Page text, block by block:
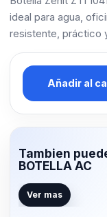
ideal para agua,
resistente, práctico
Añadir al
Tambien
BOTELLA AC
Ver mas